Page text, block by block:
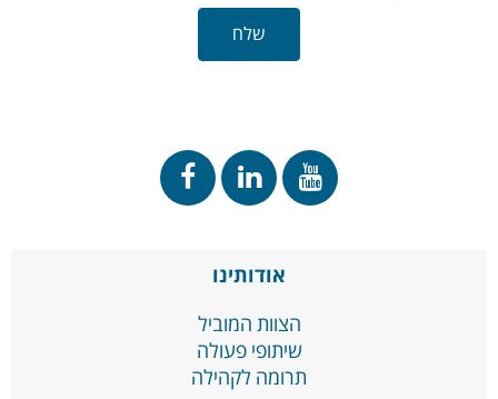
שלח
אודותינו
הצוות המוביל
שיתופי פעולה
תרומה לקהילה